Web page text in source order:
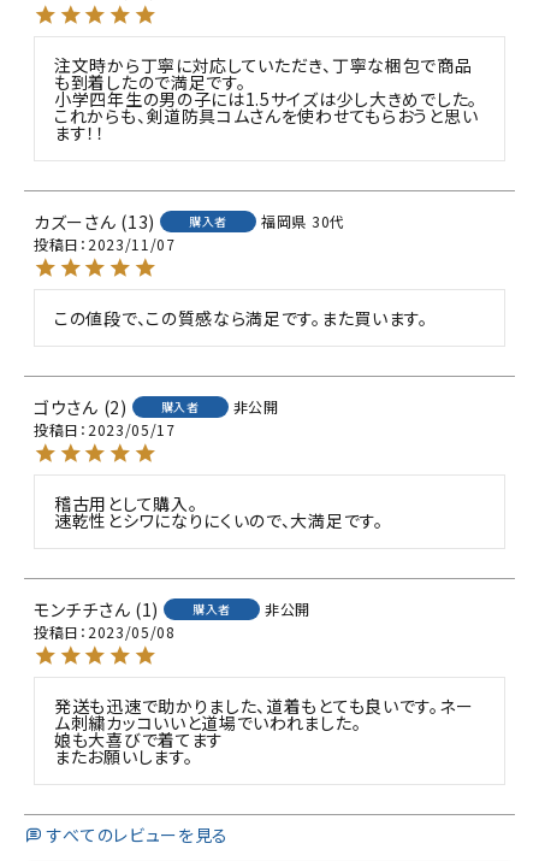
注文時から丁寧に対応していただき、丁寧な梱包で商品
も到着したので満足です。
小学四年生の男の子には1.5サイズは少し大きめでした。
これからも、剣道防具コムさんを使わせてもらおうと思い
ます！！
カズー 13 購入者 福岡県 30代
投稿日 2023/11/07
この値段で、この質感なら満足です。また買います。
ゴウ 2 購入者
非公開
投稿日 2023/05/17
稽古用として購入。
速乾性とシワになりにくいので、大満足です。
モンチチ 1 購入者
非公開
投稿日 2023/05/08
発送も迅速で助かりました、道着もとても良いです。ネー
ム刺繍カッコいいと道場でいわれました。
娘も大喜びで着てます
またお願いします。
すべてのレビューを見る